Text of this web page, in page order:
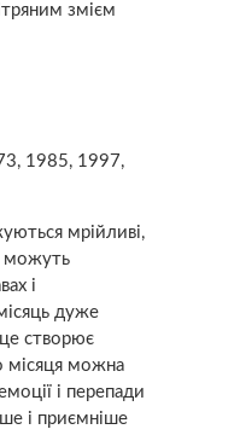
змієм
1985, 1997,
мрійливі,
можуть
і
дуже
створює
можна
і перепади
і приємніше